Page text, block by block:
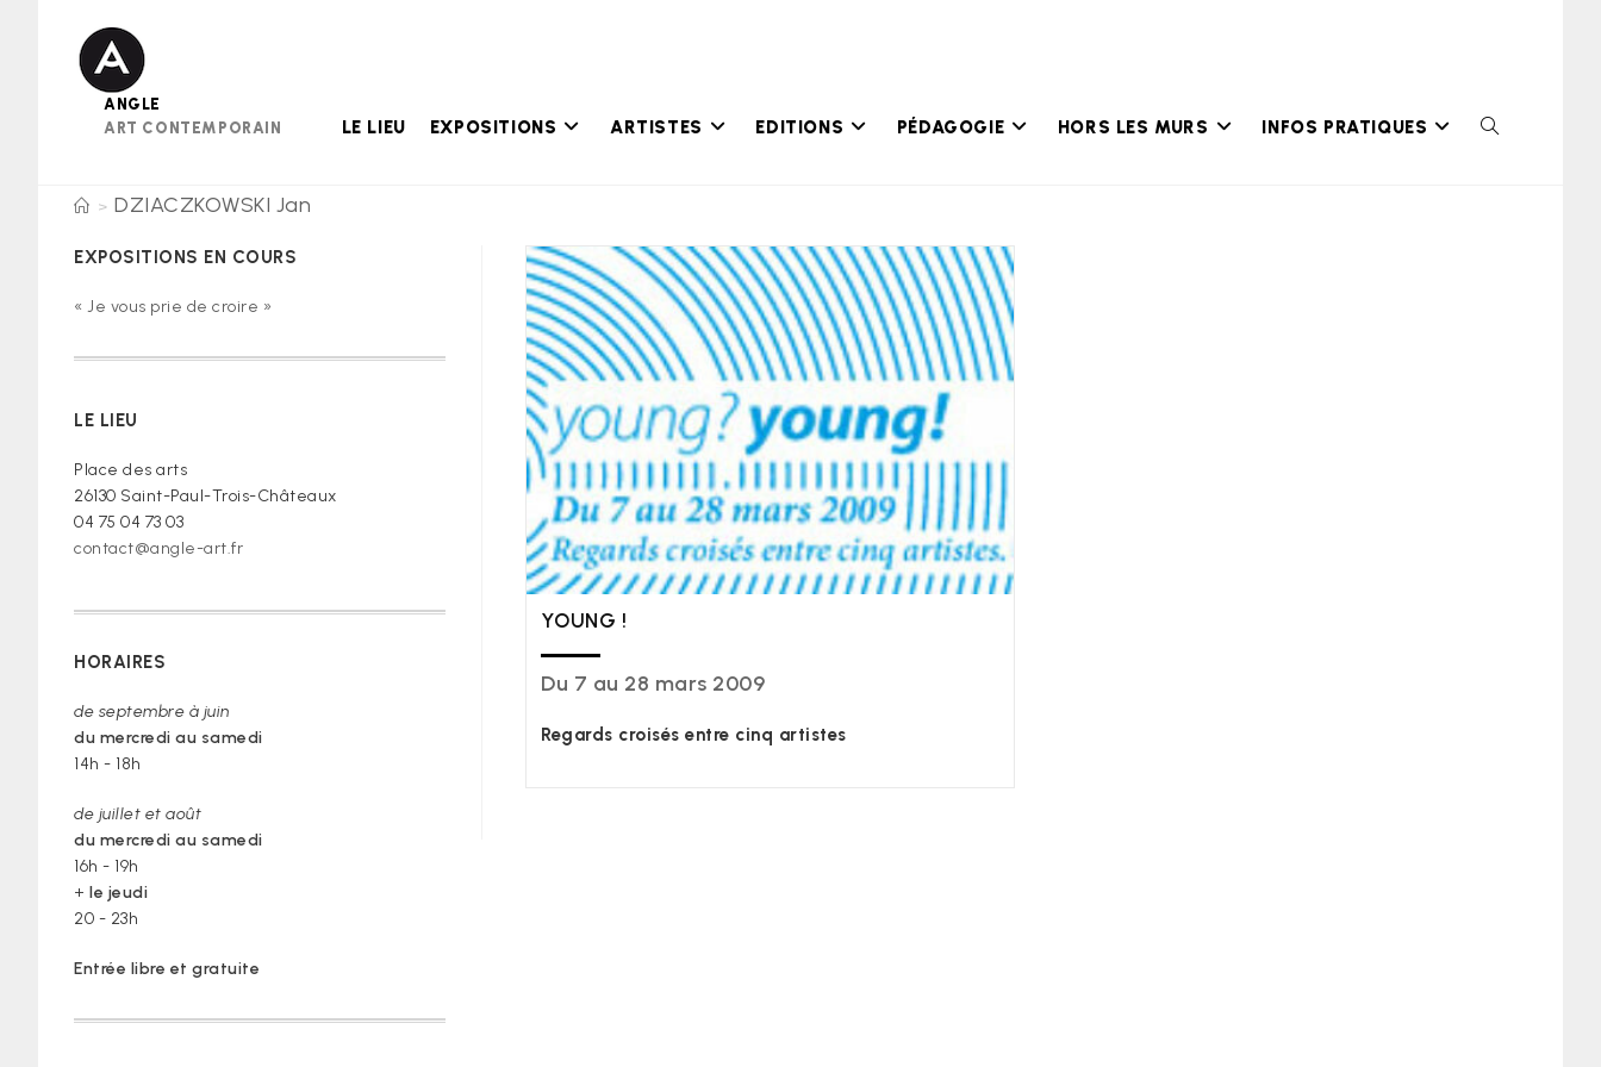
ANGLE
ART CONTEMPORAIN
LE LIEU EXPOSITIONS ARTISTES EDITIONS PÉDAGOGIE HORS LES MURS INFOS PRATIQUES TOGGLE
> DZIACZKOWSKI Jan
YOUNG !
Du 7 au 28 mars 2009
Regards croisés entre cinq artistes
EXPOSITIONS EN COURS
« Je vous prie de croire »
LE LIEU
Place des arts
26130 Saint-Paul-Trois-Châteaux
04 75 04 73 03
contact@angle-art.fr
HORAIRES
de septembre à juin
du mercredi au samedi
14h - 18h
de juillet et août
du mercredi au samedi
16h - 19h
+ le jeudi
20 - 23h
Entrée libre et gratuite